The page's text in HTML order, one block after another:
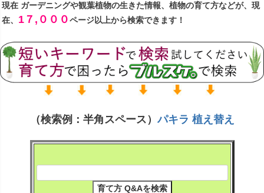
荷できるように、弊社温室内で管理しており
まして、夏場は換気し、冬場は暖房を入れ、
は、元気が良い新鮮な観葉植物のみを1点1点
吟味して梱包発送をさせていただいておりま
す。
ていただけるように、もし、冬場にもし寒さ
にご連絡をさせていただいております。
の梱包方法につきましては、「
一流ホテル等でも合格の植物です。開店祝
【企業様が便利な月締め決済もご用意】
致し
ております。法人・企業様の場合、 御見積
書・御請求書・納品書発行対応いたします。
観葉植物は、明るい場所、半日陰な場所な
で、アイコンで見やすく表示させていただい
コンは、送料無料、育てやすい観葉植物、寒
現在 ガーデニングや観葉植物の生きた情報、植物の育て方などが、現
在、 1７,０００ページ以上から検索できます！
（検索例：半角スペース）パキラ 植え替え